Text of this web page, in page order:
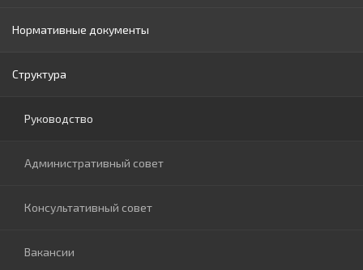
Нормативные документы
Законы РМ
Нормативные акты Правительства РМ
Нормативные документы МОИ
Нормативные документы ОПУ АТО Гагаузия
Приказы ГУО
Структура
Руководство
Административный совет
Консультативный совет
Вакансии